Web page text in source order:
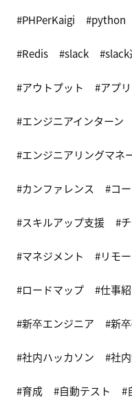
PHPerKaigi python
Redis slack slack
アウトプット アプリ
エンジニアインターン
エンジニアリングマネ
カンファレンス コ
スキルアップ支援
マネジメント リモ
ロードマップ 仕事
新卒エンジニア 新
社内ハッカソン 社
育成 自動テスト